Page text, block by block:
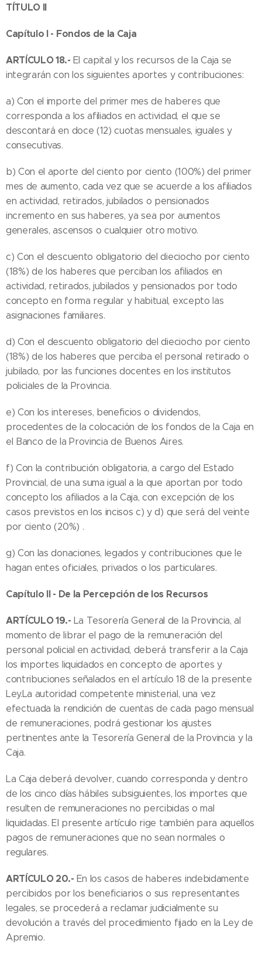
TÍTULO II
Capítulo I - Fondos de la Caja
ARTÍCULO 18.- El capital y los recursos de la Caja se
integrarán con los siguientes aportes y contribuciones:
a) Con el importe del primer mes de haberes que
corresponda a los afiliados en actividad, el que se
descontará en doce (12) cuotas mensuales, iguales y
consecutivas.
b) Con el aporte del ciento por ciento (100%) del primer
mes de aumento, cada vez que se acuerde a los afiliados
en actividad, retirados, jubilados o pensionados
incremento en sus haberes, ya sea por aumentos
generales, ascensos o cualquier otro motivo.
c) Con el descuento obligatorio del dieciocho por ciento
(18%) de los haberes que perciban los afiliados en
actividad, retirados, jubilados y pensionados por todo
concepto en forma regular y habitual, excepto las
asignaciones familiares.
d) Con el descuento obligatorio del dieciocho por ciento
(18%) de los haberes que perciba el personal retirado o
jubilado, por las funciones docentes en los institutos
policiales de la Provincia.
e) Con los intereses, beneficios o dividendos,
procedentes de la colocación de los fondos de la Caja en
el Banco de la Provincia de Buenos Aires.
f) Con la contribución obligatoria, a cargo del Estado
Provincial, de una suma igual a la que aportan por todo
concepto los afiliados a la Caja, con excepción de los
casos previstos en los incisos c) y d) que será del veinte
por ciento (20%) .
g) Con las donaciones, legados y contribuciones que le
hagan entes oficiales, privados o los particulares.
Capítulo II - De la Percepción de los Recursos
ARTÍCULO 19.- La Tesorería General de la Provincia, al
momento de librar el pago de la remuneración del
personal policial en actividad, deberá transferir a la Caja
los importes liquidados en concepto de aportes y
contribuciones señalados en el artículo 18 de la presente
Ley.La autoridad competente ministerial, una vez
efectuada la rendición de cuentas de cada pago mensual
de remuneraciones, podrá gestionar los ajustes
pertinentes ante la Tesorería General de la Provincia y la
Caja.
La Caja deberá devolver, cuando corresponda y dentro
de los cinco días hábiles subsiguientes, los importes que
resulten de remuneraciones no percibidas o mal
liquidadas. El presente artículo rige también para aquellos
pagos de remuneraciones que no sean normales o
regulares.
ARTÍCULO 20.- En los casos de haberes indebidamente
percibidos por los beneficiarios o sus representantes
legales, se procederá a reclamar judicialmente su
devolución a través del procedimiento fijado en la Ley de
Apremio.